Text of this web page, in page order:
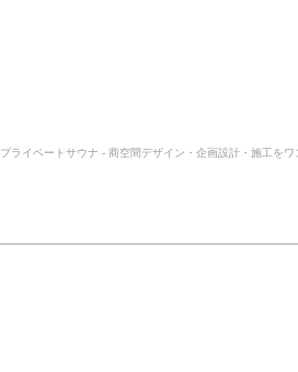
プライベートサウナ - 商空間デザイン・企画設計・施工を